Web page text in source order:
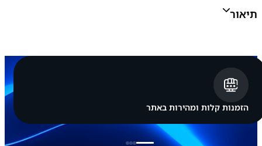
תיאור
הזמנות קלות ומהירות באתר